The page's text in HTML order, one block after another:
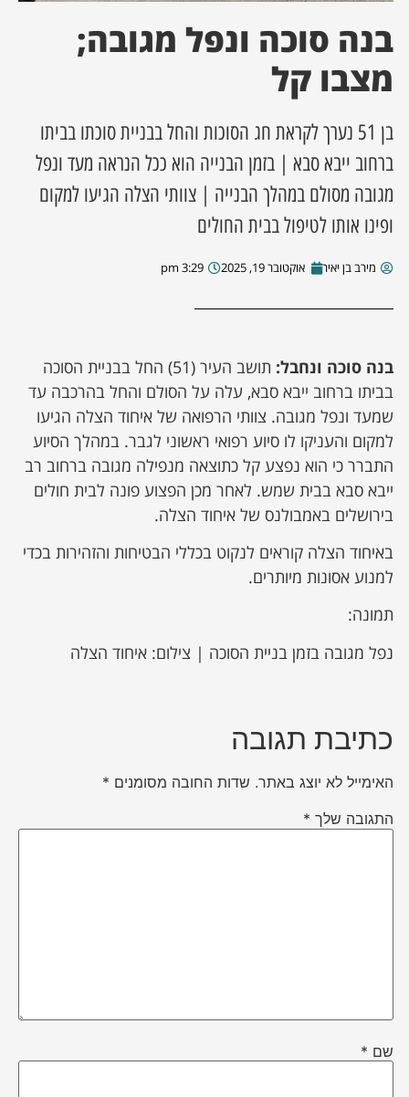
מסע מלחמה
השבוע
מקומית
עסקים
בנה סוכה ונפל מגובה;
מצבו קל
בן 51 נערך לקראת חג הסוכות והחל בבניית סוכתו בביתו
ברחוב ייבא סבא | בזמן הבנייה הוא ככל הנראה מעד ונפל
מגובה מסולם במהלך הבנייה | צוותי הצלה הגיעו למקום
ופינו אותו לטיפול בבית החולים
מירב בן יאיר אוקטובר 19, 2025 3:29 pm
בנה סוכה ונחבל:
תושב העיר (51) החל בבניית הסוכה
בביתו ברחוב ייבא סבא, עלה על הסולם והחל בהרכבה עד
שמעד ונפל מגובה. צוותי הרפואה של איחוד הצלה הגיעו
למקום והעניקו לו סיוע רפואי ראשוני לגבר. במהלך הסיוע
התברר כי הוא נפצע קל כתוצאה מנפילה מגובה ברחוב רב
ייבא סבא בבית שמש. לאחר מכן הפצוע פונה לבית חולים
בירושלים באמבולנס של איחוד הצלה.
באיחוד הצלה קוראים לנקוט בכללי הבטיחות והזהירות בכדי
למנוע אסונות מיותרים.
תמונה:
נפל מגובה בזמן בניית הסוכה | צילום: איחוד הצלה
כתיבת תגובה
האימייל לא יוצג באתר. שדות החובה מסומנים *
התגובה שלך *
שם *